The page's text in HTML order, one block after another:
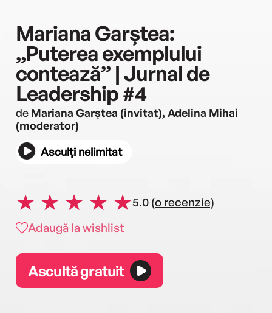
Mariana Garștea:
„Puterea exemplului
contează” | Jurnal de
Leadership #4
de Mariana Garștea (invitat), Adelina Mihai
(moderator)
Asculți nelimitat
5.0 (o recenzie)
Adaugă la wishlist
Ascultă gratuit